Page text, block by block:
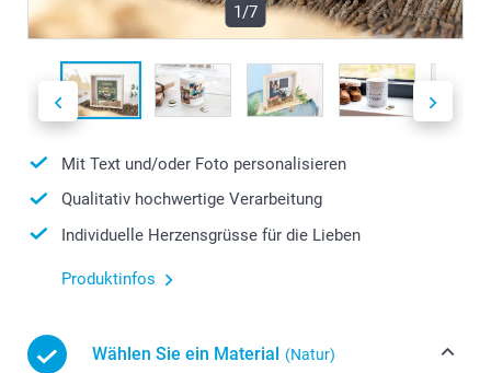
1/7
Mit Text und/oder Foto personalisieren
Qualitativ hochwertige Verarbeitung
Individuelle Herzensgrüsse für die Lieben
Produktinfos
Wählen Sie ein Material (Natur)